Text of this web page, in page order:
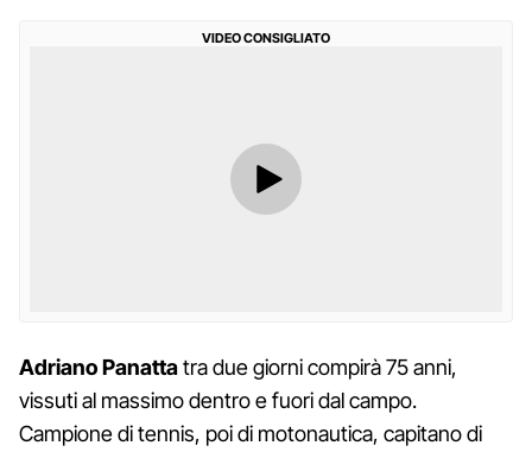
VIDEO CONSIGLIATO
Adriano Panattatra due giorni compirà 75 anni,
vissuti al massimo dentro e fuori dal campo.
Campione di tennis, poi di motonautica, capitano di